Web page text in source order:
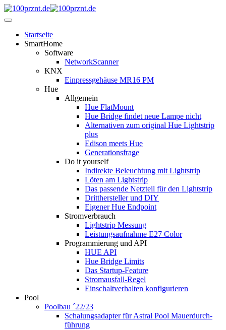
Startseite
SmartHome
Software
NetworkScanner
KNX
Einpressgehäuse MR16 PM
Hue
Allgemein
Hue FlatMount
Hue Bridge findet neue Lampe nicht
Alternativen zum original Hue Lightstrip
plus
Edison meets Hue
Generationsfrage
Do it yourself
Indirekte Beleuchtung mit Lightstrip
Löten am Lightstrip
Das passende Netzteil für den Lightstrip
Dritthersteller und DIY
Eigener Hue Endpoint
Stromverbrauch
Lightstrip Messung
Leistungsaufnahme E27 Color
Programmierung und API
HUE API
Hue Bridge Limits
Das Startup-Feature
Stromausfall-Regel
Einschaltverhalten konfigurieren
Pool
Poolbau ´22/23
Schalungs­adapter für Astral Pool Mauer­durch­
führung